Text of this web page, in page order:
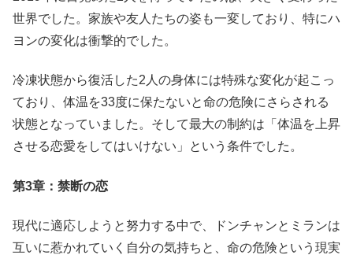
世界でした。家族や友人たちの姿も一変しており、特にハ
ヨンの変化は衝撃的でした。
冷凍状態から復活した2人の身体には特殊な変化が起こっ
ており、体温を33度に保たないと命の危険にさらされる
状態となっていました。そして最大の制約は「体温を上昇
させる恋愛をしてはいけない」という条件でした。
第3章：禁断の恋
現代に適応しようと努力する中で、ドンチャンとミランは
互いに惹かれていく自分の気持ちと、命の危険という現実